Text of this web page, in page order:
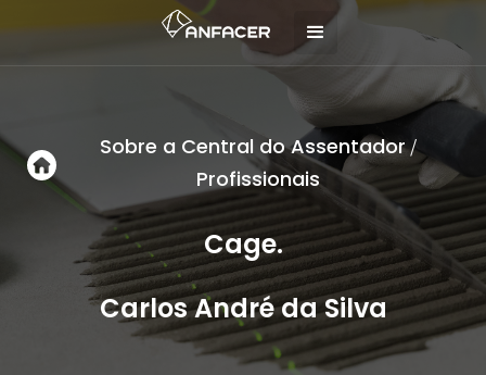
Sobre a Central do Assentador/
Profissionais
Cage.
Carlos André da Silva